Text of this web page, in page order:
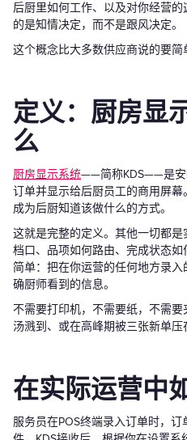
后厨里如何工作、以及对你经营
的是知情决定，而不是跟风决定。
这个概念比大多数供应商说的要简
定义：厨房显
么
厨房显示系统——简称KDS——是安
订单并显示给后厨员工的商用屏幕
成为后厨知道该做什么的方式。
这就是完整的定义。其他一切都
档口、品项如何路由、完成状态
简单：把在你运营的任何地方录
确厨师看到的信息。
不需要打印机，不需要纸，不需
汤溅到、或在高峰期被三张新单压
在实际运营中
服务员在POS终端录入订单时，